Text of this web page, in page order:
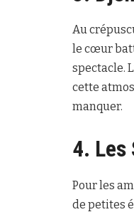
Au
le cœur
spectacle.
cette
manquer.
4. Les
Pour les
de petites